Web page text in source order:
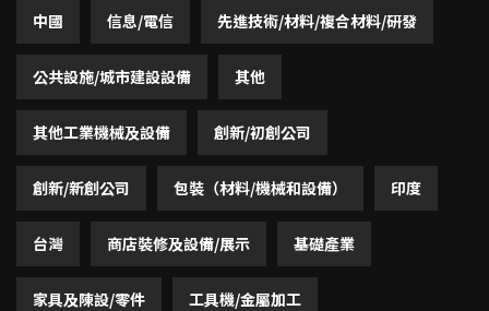
中國 信息/電信 先進技術/材料/複合材料/研發
公共設施/城市建設設備 其他
其他工業機械及設備 創新/初創公司
創新/新創公司 包裝（材料/機械和設備） 印度
台灣 商店裝修及設備/展示 基礎產業
家具及陳設/零件 工具機/金屬加工